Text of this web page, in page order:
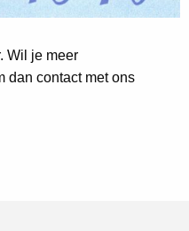
Wil je meer
dan contact met ons